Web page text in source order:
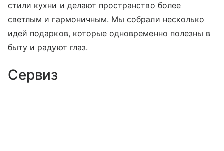
стили кухни и делают пространство более
светлым и гармоничным. Мы собрали несколько
идей подарков, которые одновременно полезны в
быту и радуют глаз.
Сервиз